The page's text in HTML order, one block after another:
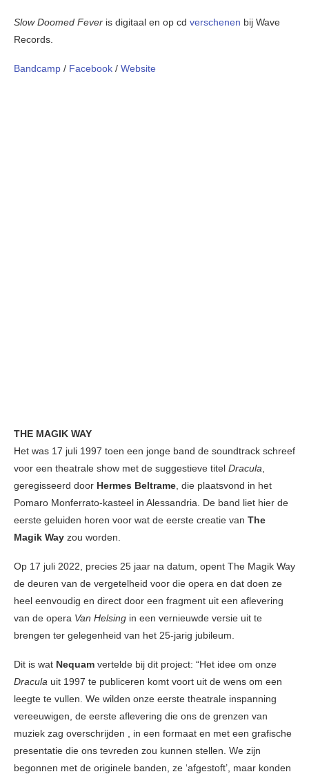
Slow Doomed Fever is digitaal en op cd verschenen bij Wave
Records.
Bandcamp / Facebook / Website
THE MAGIK WAY
Het was 17 juli 1997 toen een jonge band de soundtrack schreef
voor een theatrale show met de suggestieve titel Dracula
geregisseerd door Hermes Beltrame , die plaatsvond in het
Pomaro Monferrato-kasteel in Alessandria. De band liet hier de
eerste geluiden horen voor wat de eerste creatie van The
Magik Way zou worden.
Op 17 juli 2022, precies 25 jaar na datum, opent The Magik Way
de deuren van de vergetelheid voor die opera en dat doen ze
heel eenvoudig en direct door een fragment uit een aflevering
van de opera Van Helsing in een vernieuwde versie uit te
brengen ter gelegenheid van het 25-jarig jubileum.
Dit is wat Nequam vertelde bij dit project: “Het idee om onze
Dracula uit 1997 te publiceren komt voort uit de wens om een ​​
leegte te vullen. We wilden onze eerste theatrale inspanning
vereeuwigen, de eerste aflevering die ons de grenzen van
muziek zag overschrijden , in een formaat en met een grafische
presentatie die ons tevreden zou kunnen stellen. We zijn
begonnen met de originele banden, ze ‘afgestoft’, maar konden